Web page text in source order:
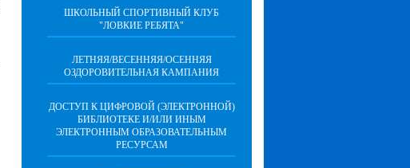
ШКОЛЬНЫЙ СПОРТИВНЫЙ КЛУБ
"ЛОВКИЕ РЕБЯТА"
ЛЕТНЯЯ/ВЕСЕННЯЯ/ОСЕННЯЯ
ОЗДОРОВИТЕЛЬНАЯ КАМПАНИЯ
ДОСТУП К ЦИФРОВОЙ (ЭЛЕКТРОННОЙ)
БИБЛИОТЕКЕ И/ИЛИ ИНЫМ
ЭЛЕКТРОННЫМ ОБРАЗОВАТЕЛЬНЫМ
РЕСУРСАМ